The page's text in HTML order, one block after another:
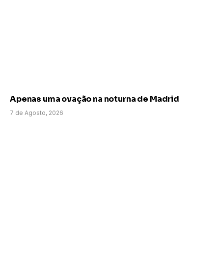
Apenas uma ovação na noturna de Madrid
7 de Agosto, 2026